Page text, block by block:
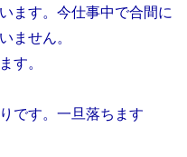
ます。今仕事中で合間に
ません。
す。
です。一旦落ちます